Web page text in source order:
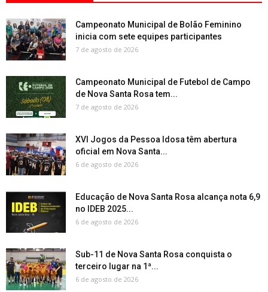
Campeonato Municipal de Bolão Feminino
inicia com sete equipes participantes
7 de agosto de 2026
Campeonato Municipal de Futebol de Campo
de Nova Santa Rosa tem...
7 de agosto de 2026
XVI Jogos da Pessoa Idosa têm abertura
oficial em Nova Santa...
6 de agosto de 2026
Educação de Nova Santa Rosa alcança nota 6,9
no IDEB 2025...
6 de agosto de 2026
Sub-11 de Nova Santa Rosa conquista o
terceiro lugar na 1ª...
6 de agosto de 2026